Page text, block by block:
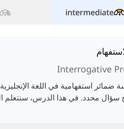
intermediate
Interrogative
ضمائر استفهامية في اللغة
سؤال محدد. في هذا الدرس، سنتعلم